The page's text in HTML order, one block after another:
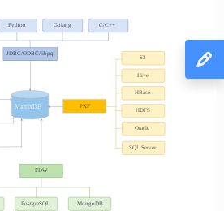
MatrixDB
FDW
PXF
S3
Hive
HBase
HDFS
Oracle
SQL Server
PostgreSQL MongoDB
JDBC/ODBC/libpq
Python Golang C/C++